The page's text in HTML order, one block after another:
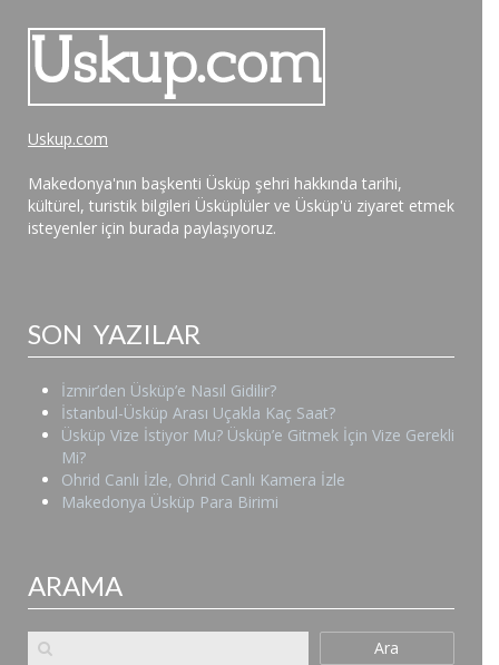
Uskup.com
Makedonya'nın başkenti Üsküp şehri hakkında tarihi,
kültürel, turistik bilgileri Üsküplüler ve Üsküp'ü ziyaret etmek
isteyenler için burada paylaşıyoruz.
SON YAZILAR
İzmir’den Üsküp’e Nasıl Gidilir?
İstanbul-Üsküp Arası Uçakla Kaç Saat?
Üsküp Vize İstiyor Mu? Üsküp’e Gitmek İçin Vize Gerekli
Mi?
Ohrid Canlı İzle, Ohrid Canlı Kamera İzle
Makedonya Üsküp Para Birimi
ARAMA
Ara